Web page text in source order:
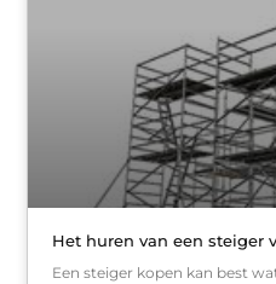
Het huren van een steiger
Een steiger kopen kan best